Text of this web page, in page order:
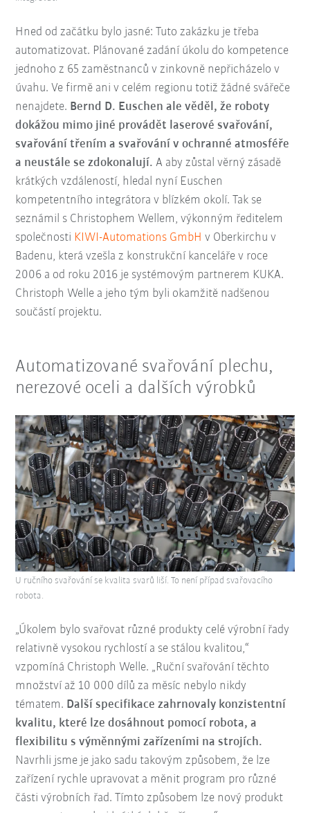
Hned od začátku bylo jasné: Tuto zakázku je třeba
automatizovat. Plánované zadání úkolu do kompetence
jednoho z 65 zaměstnanců v zinkovně nepřicházelo v
úvahu. Ve firmě ani v celém regionu totiž žádné svářeče
nenajdete. Bernd D. Euschen ale věděl, že roboty
dokážou mimo jiné provádět laserové svařování,
svařování třením a svařování v ochranné atmosféře
a neustále se zdokonalují.A aby zůstal věrný zásadě
krátkých vzdáleností, hledal nyní Euschen
kompetentního integrátora v blízkém okolí. Tak se
seznámil s Christophem Wellem, výkonným ředitelem
společnosti KIWI-Automations GmbH v Oberkirchu v
Badenu, která vzešla z konstrukční kanceláře v roce
2006 a od roku 2016 je systémovým partnerem KUKA.
Christoph Welle a jeho tým byli okamžitě nadšenou
součástí projektu.
Automatizované svařování plechu,
nerezové oceli a dalších výrobků
„Úkolem bylo svařovat různé produkty celé výrobní řady
relativně vysokou rychlostí a se stálou kvalitou,“
vzpomíná Christoph Welle. „Ruční svařování těchto
množství až 10 000 dílů za měsíc nebylo nikdy
tématem. Další specifikace zahrnovaly konzistentní
kvalitu, které lze dosáhnout pomocí robota, a
flexibilitu s výměnnými zařízeními na strojích.
Navrhli jsme je jako sadu takovým způsobem, že lze
zařízení rychle upravovat a měnit program pro různé
části výrobních řad. Tímto způsobem lze nový produkt
U ručního svařování se kvalita svarů liší. To není případ svařovacího
robota.